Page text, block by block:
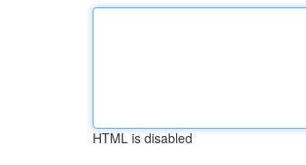
HTML is disabled